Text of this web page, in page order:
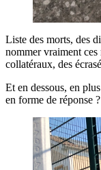
Liste des morts, des
nommer vraiment ces
collatéraux, des
Et en dessous, en
en forme de réponse ?